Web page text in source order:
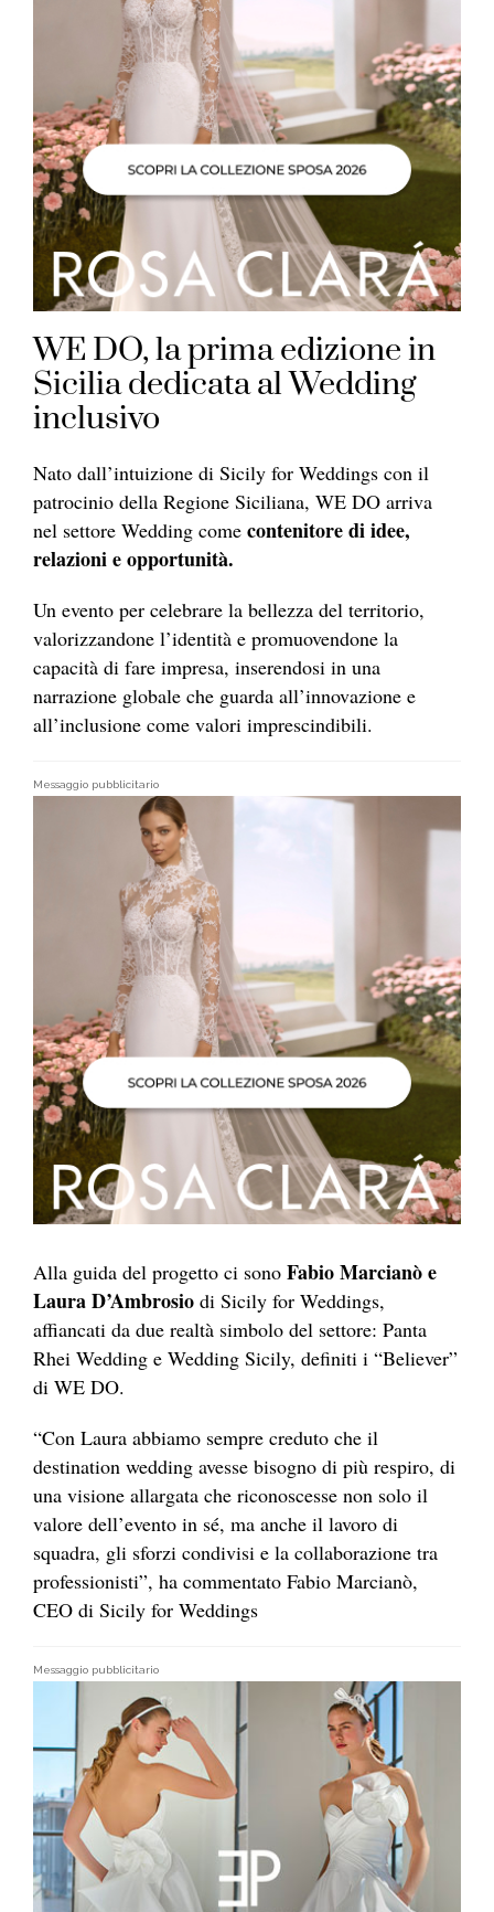
WE DO, la prima edizione in
Sicilia dedicata al Wedding
inclusivo
Nato dall’intuizione di Sicily for Weddings con il
patrocinio della Regione Siciliana, WE DO arriva
nel settore Wedding come contenitore di idee,
relazioni e opportunità.
Un evento per celebrare la bellezza del territorio,
valorizzandone l’identità e promuovendone la
capacità di fare impresa, inserendosi in una
narrazione globale che guarda all’innovazione e
all’inclusione come valori imprescindibili.
Messaggio pubblicitario
Alla guida del progetto ci sono Fabio Marcianò e
Laura D’Ambrosio di Sicily for Weddings,
affiancati da due realtà simbolo del settore: Panta
Rhei Wedding e Wedding Sicily, definiti i “Believer”
di WE DO.
“Con Laura abbiamo sempre creduto che il
destination wedding avesse bisogno di più respiro, di
una visione allargata che riconoscesse non solo il
valore dell’evento in sé, ma anche il lavoro di
squadra, gli sforzi condivisi e la collaborazione tra
professionisti”, ha commentato Fabio Marcianò,
CEO di Sicily for Weddings
Messaggio pubblicitario